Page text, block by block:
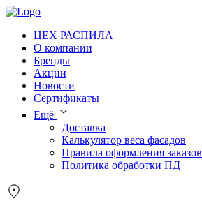
ЦЕХ РАСПИЛА
О компании
Бренды
Акции
Новости
Сертификаты
Ещё
Доставка
Калькулятор веса фасадов
Правила оформления заказов
Политика обработки ПД